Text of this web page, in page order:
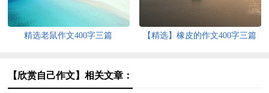
精选老鼠作文400字三篇 【精选】橡皮的作文400字三篇
【欣赏自己作文】相关文章：